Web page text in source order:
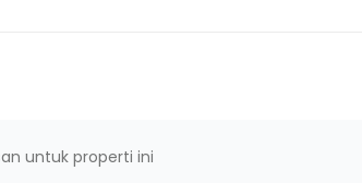
untuk properti ini